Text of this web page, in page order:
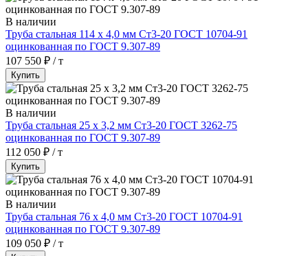
В наличии
Труба стальная 114 х 4,0 мм Ст3-20 ГОСТ 10704-91
оцинкованная по ГОСТ 9.307-89
107 550 ₽ / т
Купить
В наличии
Труба стальная 25 х 3,2 мм Ст3-20 ГОСТ 3262-75
оцинкованная по ГОСТ 9.307-89
112 050 ₽ / т
Купить
В наличии
Труба стальная 76 х 4,0 мм Ст3-20 ГОСТ 10704-91
оцинкованная по ГОСТ 9.307-89
109 050 ₽ / т